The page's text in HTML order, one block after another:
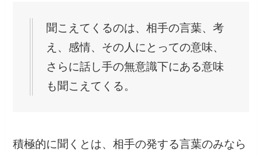
聞こえてくるのは、相手の言葉、考
え、感情、その人にとっての意味、
さらに話し手の無意識下にある意味
も聞こえてくる。
積極的に聞くとは、相手の発する言葉のみなら